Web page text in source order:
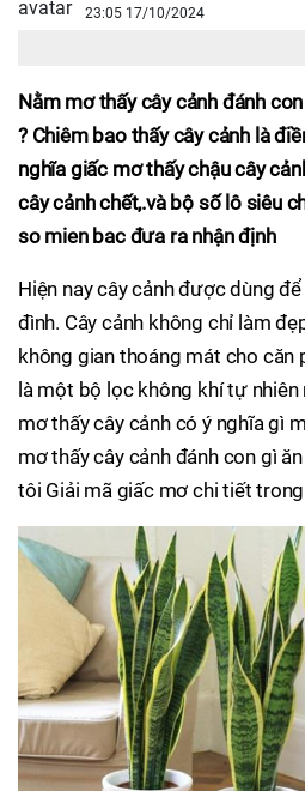
23:05 17/10/2024
Nằm mơ thấy cây cảnh đánh
? Chiêm bao thấy cây cảnh là
nghĩa giấc mơ thấy chậu cây
cây cảnh chết,.và bộ số lô siêu
so mien bac đưa ra nhận định
Hiện nay cây cảnh được dùng
đình. Cây cảnh không chỉ làm
không gian thoáng mát cho căn
là một bộ lọc không khí tự
mơ thấy cây cảnh có ý nghĩa gì
mơ thấy cây cảnh đánh con gì
tôi Giải mã giấc mơ chi tiết